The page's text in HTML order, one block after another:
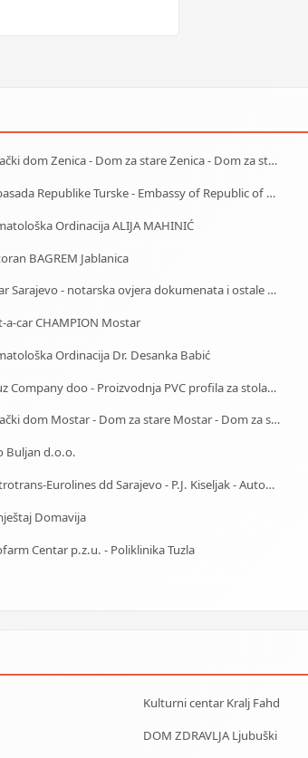
Starački dom Zenica - Dom za stare Zenica - Dom za stara lica Zenica
Ambasada Republike Turske - Embassy of Republic of Turkey
Ordinacija ALIJA MAHINIĆ
BAGREM Jablanica
Notar Sarajevo - notarska ovjera dokumenata i ostale notarske usluge
a-car CHAMPION Mostar
Ordinacija Dr. Desanka Babić
Yavuz Company doo - Proizvodnja PVC profila za stolariju
Starački dom Mostar - Dom za stare Mostar - Dom za stara lica Mostar
Buljan d.o.o.
Centrotrans-Eurolines dd Sarajevo - P.J. Kiseljak - Autobuska stanica
Domavija
Centar p.z.u. - Poliklinika Tuzla
Kulturni centar Kralj Fahd
DOM ZDRAVLJA Ljubuški